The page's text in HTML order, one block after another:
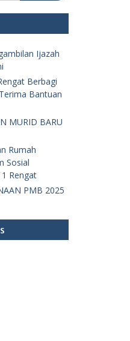
Ijazah
Berbagi
Bantuan
MURID BARU
Rumah
Sosial
Rengat
PMB 2025